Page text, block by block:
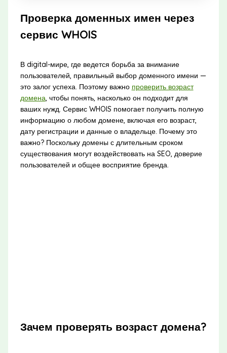
Проверка доменных имен через
сервис WHOIS
В digital-мире, где ведется борьба за внимание
пользователей, правильный выбор доменного имени —
это залог успеха. Поэтому важно проверить возраст
домена, чтобы понять, насколько он подходит для
ваших нужд. Сервис WHOIS помогает получить полную
информацию о любом домене, включая его возраст,
дату регистрации и данные о владельце. Почему это
важно? Поскольку домены с длительным сроком
существования могут воздействовать на SEO, доверие
пользователей и общее восприятие бренда.
Зачем проверять возраст домена?